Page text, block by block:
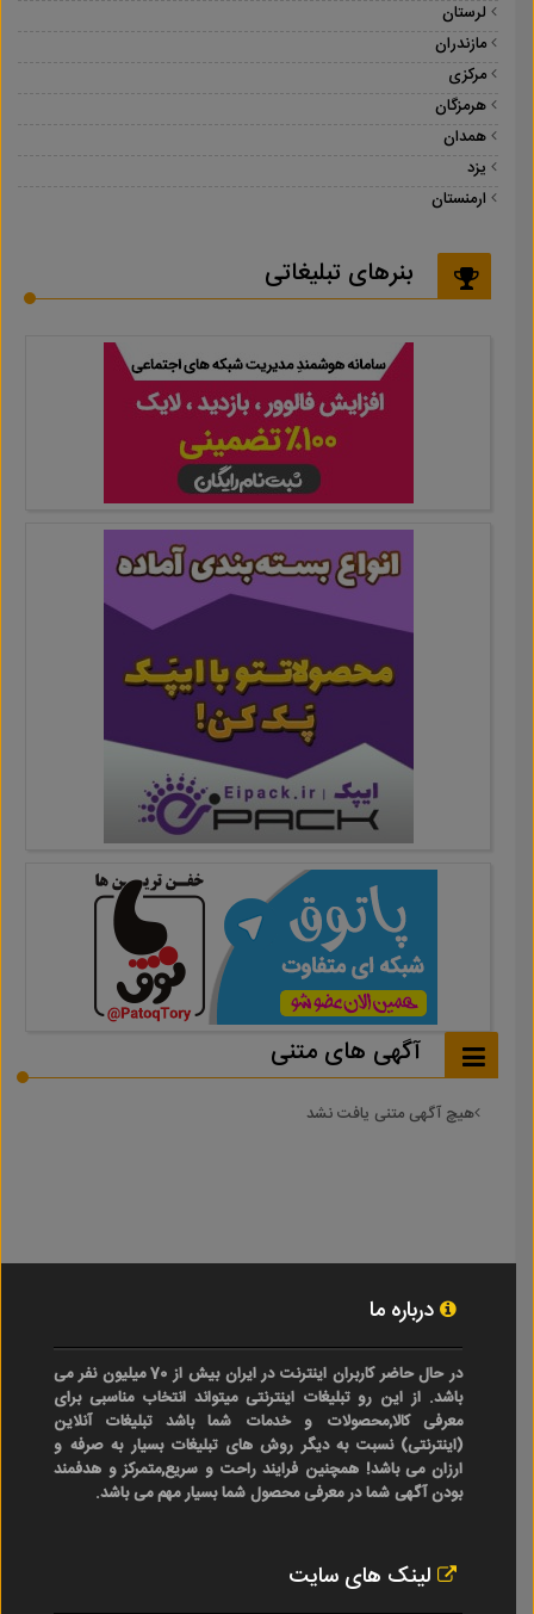
لرستان
مازندران
مرکزی
هرمزگان
همدان
یزد
ارمنستان
بنرهای تبلیغاتی
آگهی های متنی
هیچ آگهی متنی یافت نشد
درباره ما
در حال حاضر کاربران اینترنت در ایران بیش از 70 میلیون نفر می
باشد. از این رو تبلیغات اینترنتی میتواند انتخاب مناسبی برای
معرفی کالا,محصولات و خدمات شما باشد تبلیغات آنلاین
(اینترنتی) نسبت به دیگر روش های تبلیغات بسیار به صرفه و
ارزان می باشد! همچنین فرایند راحت و سریع,متمرکز و هدفمند
بودن آگهی شما در معرفی محصول شما بسیار مهم می باشد.
لینک های سایت